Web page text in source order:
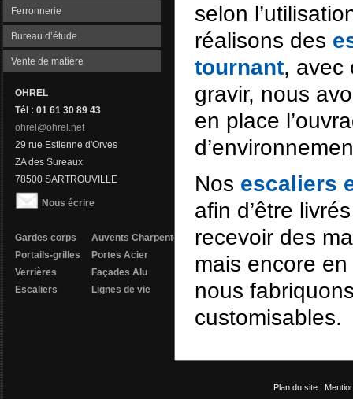
Ferronnerie
Bureau d’étude
Vente de matière
OHREL
Tél : 01 61 30 89 43
ohrel@ohrel.net
29 rue Estienne d'Orves
ZA des Sureaux
78500 SARTROUVILLE
Nous écrire
Gardes corps
Portails-grilles
Verrières
Escaliers
Auvents Charpentes
Portes Acier
Façades Alu
Lignes de vie
selon
réalisons des
tournant, avec
gravir, nous
en place
Nos escaliers
afin d’être
recevoir des
mais encore
nous
customisables.
Plan du site |